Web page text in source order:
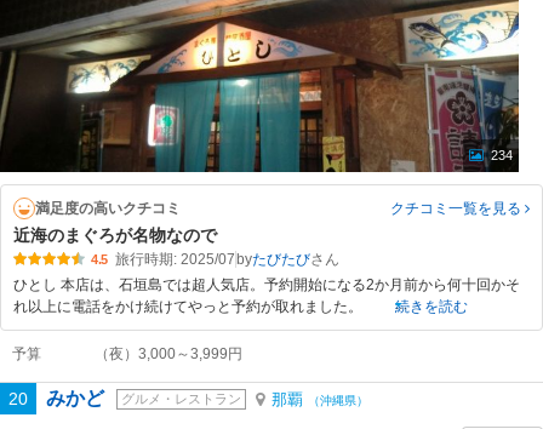
234
満足度の高いクチコミ クチコミ一覧を見る
近海のまぐろが名物なので
4.5 旅行時期: 2025/07 byたびたび
ひとし 本店は、石垣島では超人気店。予約開始になる2か月前から何十回かそ
れ以上に電話をかけ続けてやっと予約が取れました。
続きを読む
予算 （夜）3,000～3,999円
20 みかど グルメ・レストラン 那覇 （沖縄県）